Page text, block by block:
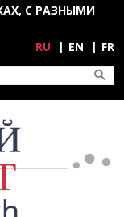
С РАЗНЫМИ
RU EN FR